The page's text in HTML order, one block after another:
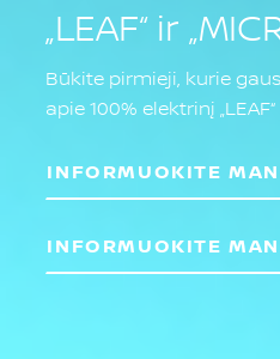
„LEAF“ ir
Būkite pirmieji, kurie
apie 100% elektrinį „LEAF“
INFORMUOKITE
INFORMUOKITE